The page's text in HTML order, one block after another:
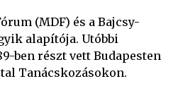
(MDF) és a Bajcsy-
alapítója. Utóbbi
ben részt vett Budapesten
Tanácskozásokon.